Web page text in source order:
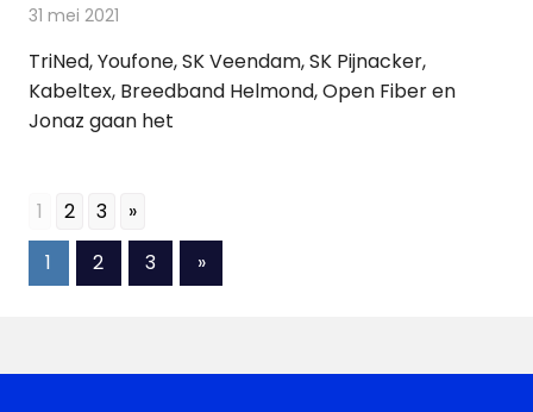
31 mei 2021
TriNed, Youfone, SK Veendam, SK Pijnacker,
Kabeltex, Breedband Helmond, Open Fiber en
Jonaz gaan het
1 2 3 »
Berichten
1 2 3
Volgende
berichten
»